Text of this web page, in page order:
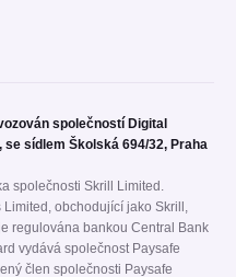
společností Digital
se sídlem Školská 694/32, Praha
společnosti Skrill Limited.
obchodující jako Skrill,
regulována bankou Central Bank
vydává společnost Paysafe
člen společnosti Paysafe